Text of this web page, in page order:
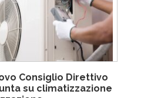
Consiglio Direttivo
su climatizzazione